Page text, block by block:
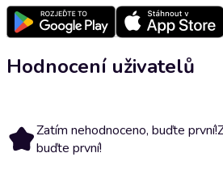
Hodnocení uživatelů
Zatím nehodnoceno, buďte první!
buďte první!